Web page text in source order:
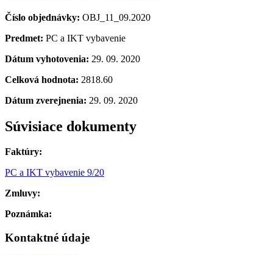
Číslo objednávky: OBJ_11_09.2020
Predmet: PC a IKT vybavenie
Dátum vyhotovenia: 29. 09. 2020
Celková hodnota: 2818.60
Dátum zverejnenia: 29. 09. 2020
Súvisiace dokumenty
Faktúry:
PC a IKT vybavenie 9/20
Zmluvy:
Poznámka:
Kontaktné údaje